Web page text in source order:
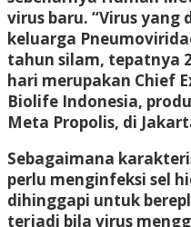
virus baru. “Virus
keluarga
tahun silam, tepatnya
hari merupakan Chief
Biolife Indonesia,
Meta Propolis, di
Sebagaimana
perlu menginfeksi sel
dihinggapi untuk
terjadi bila virus